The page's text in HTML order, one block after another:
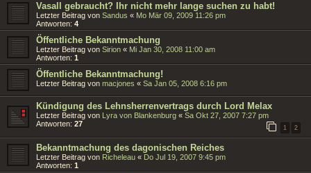
Vasall gebraucht? Ihr nicht mehr lange suchen zu habt!
Letzter Beitrag von Sandus « Mo Mär 09, 2009 11:26 pm
Antworten: 4
Öffentliche Bekanntmachung
Letzter Beitrag von Sirion « Mi Jan 30, 2008 11:00 am
Antworten: 1
Öffentliche Bekanntmachung!
Letzter Beitrag von macjones « Sa Jan 05, 2008 6:16 pm
Kündigung des Lehnsherrenvertrags durch Lord Melax
Letzter Beitrag von Lyra von Blankenburg « Sa Okt 27, 2007 7:27 pm
Antworten: 27
1 2
Bekanntmachung des dagonischen Reiches
Letzter Beitrag von Richeleau « Do Jul 19, 2007 9:45 pm
Antworten: 1